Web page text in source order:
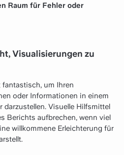
Raum für Fehler oder
Visualisierungen zu
um Ihren
oder Informationen in einem
darzustellen. Visuelle Hilfsmittel
Berichts aufbrechen, wenn viel
willkommene Erleichterung für